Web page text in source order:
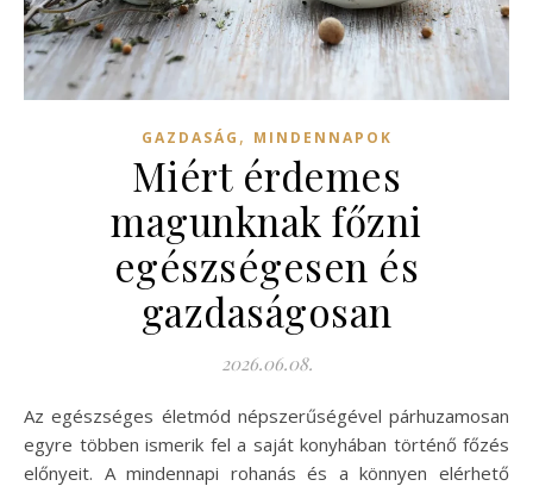
GAZDASÁG , MINDENNAPOK
Miért érdemes
magunknak főzni
egészségesen és
gazdaságosan
2026.06.08.
Az egészséges életmód népszerűségével párhuzamosan
egyre többen ismerik fel a saját konyhában történő főzés
előnyeit. A mindennapi rohanás és a könnyen elérhető